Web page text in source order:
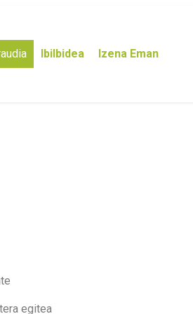
Ibilbidea Izena Eman
egitea